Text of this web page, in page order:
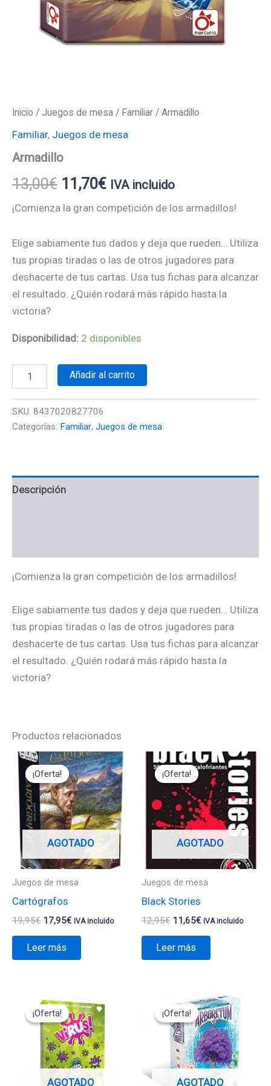
Inicio / Juegos de mesa / Familiar / Armadillo
Familiar, Juegos de mesa
Armadillo
13,00€ 11,70€ IVA incluido
¡Comienza la gran competición de los armadillos!
Elige sabiamente tus dados y deja que rueden… Utiliza
tus propias tiradas o las de otros jugadores para
deshacerte de tus cartas. Usa tus fichas para alcanzar
el resultado. ¿Quién rodará más rápido hasta la
victoria?
Disponibilidad: 2 disponibles
Añadir al carrito
SKU: 8437020827706
Categorías: Familiar, Juegos de mesa
Descripción
¡Comienza la gran competición de los armadillos!
Elige sabiamente tus dados y deja que rueden… Utiliza
tus propias tiradas o las de otros jugadores para
deshacerte de tus cartas. Usa tus fichas para alcanzar
el resultado. ¿Quién rodará más rápido hasta la
victoria?
Productos relacionados
¡Oferta!
AGOTADO
¡Oferta!
Juegos de mesa
Cartógrafos
19,95€
precio
original
era:
19,95€.
17,95€
El
precio
actual
es:
17,95€.
IVA incluido
Leer más
¡Oferta!
AGOTADO
¡Oferta!
Juegos de mesa
Black Stories
12,95€
El
precio
original
era:
12,95€.
11,65€
El
precio
actual
es:
11,65€.
IVA incluido
Leer más
¡Oferta!
AGOTADO
¡Oferta!
precio
original
era:
15,00€.
precio
actual
es:
13,50€.
¡Oferta!
AGOTADO
¡Oferta!
precio
original
era:
19,95€.
El
precio
actual
es:
17,95€.